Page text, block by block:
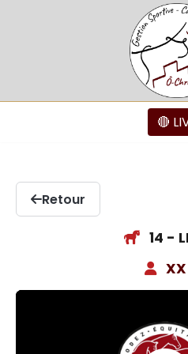
🔴
Retour
14 -